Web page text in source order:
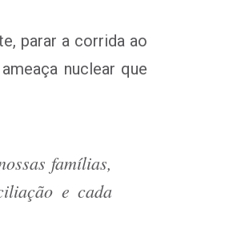
parar a corrida ao
nuclear que
famílias,
e cada